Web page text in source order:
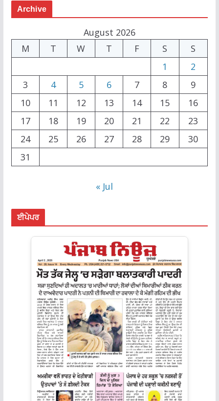
Archive
August 2026
M
T W T F S
S
1
2
3
4 5 6 7 8
9
10
11 12 13 14 15
16
17
18 19 20 21 22
23
24
25 26 27 28 29
30
31
« Jul
ਈਪੇਪਰ